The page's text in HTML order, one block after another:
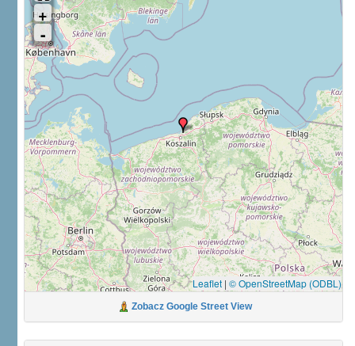
Leaflet | © OpenStreetMap (ODBL)
Zobacz Google Street View